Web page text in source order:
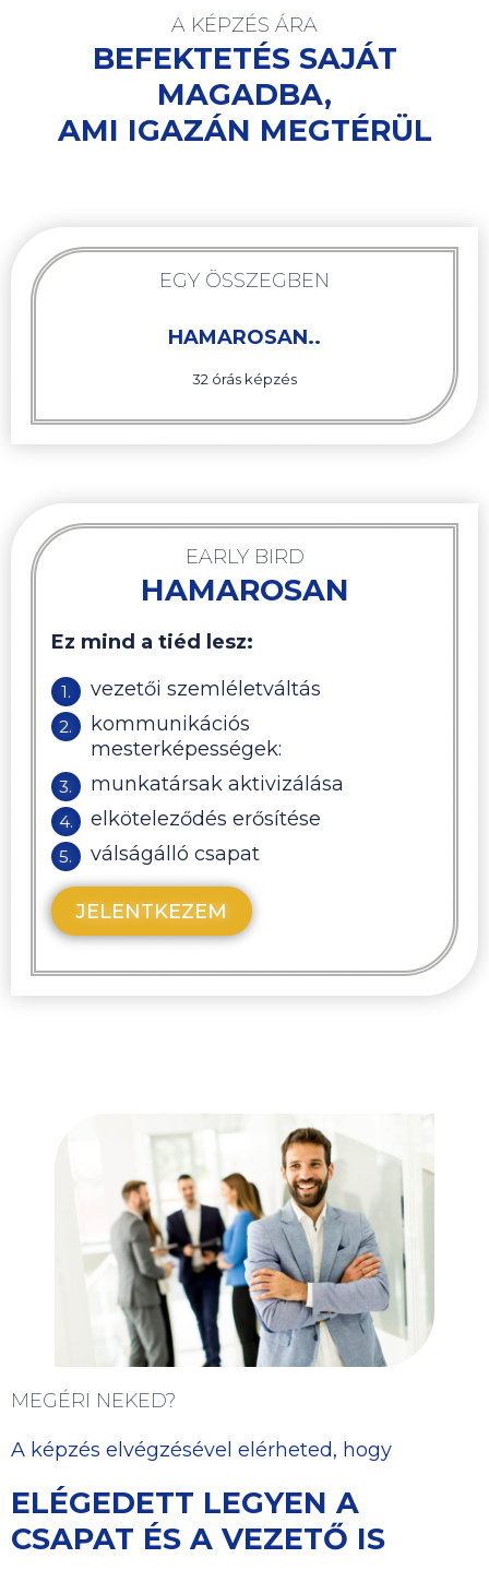
A KÉPZÉS ÁRA
BEFEKTETÉS SAJÁT
MAGADBA,
AMI IGAZÁN MEGTÉRÜL
EGY ÖSSZEGBEN
HAMAROSAN..
32 órás képzés
EARLY BIRD
HAMAROSAN
Ez mind a tiéd lesz:
vezetői szemléletváltás
kommunikációs
mesterképességek:
munkatársak aktivizálása
elköteleződés erősítése
válságálló csapat
JELENTKEZEM
MEGÉRI NEKED?
A képzés elvégzésével elérheted, hogy
ELÉGEDETT LEGYEN A
CSAPAT ÉS A VEZETŐ IS